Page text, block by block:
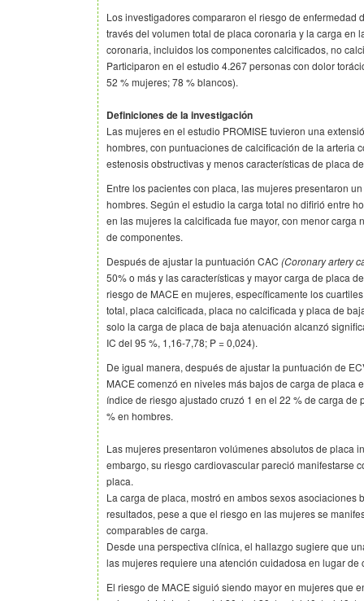
Los investigadores compararon el riesgo de enfermedad
través del volumen total de placa coronaria y la carga en
coronaria, incluidos los componentes calcificados, no
Participaron en el estudio 4.267 personas con dolor
52 % mujeres; 78 % blancos).
Definiciones de la investigación
Las mujeres en el estudio PROMISE tuvieron una
hombres, con puntuaciones de calcificación de la arteria
estenosis obstructivas y menos características de placa
Entre los pacientes con placa, las mujeres presentaron
hombres. Según el estudio la carga total no difirió entre
en las mujeres la calcificada fue mayor, con menor carga
de componentes.
Después de ajustar la puntuación CAC (Coronary artery
50% o más y las características y mayor carga de placa
riesgo de MACE en mujeres, específicamente los
total, placa calcificada, placa no calcificada y placa de
solo la carga de placa de baja atenuación alcanzó
IC del 95 %, 1,16-7,78; P = 0,024).
De igual manera, después de ajustar la puntuación de
MACE comenzó en niveles más bajos de carga de placa
índice de riesgo ajustado cruzó 1 en el 22 % de carga de
% en hombres.
Las mujeres presentaron volúmenes absolutos de placa
embargo, su riesgo cardiovascular pareció manifestarse
placa.
La carga de placa, mostró en ambos sexos asociaciones
resultados, pese a que el riesgo en las mujeres se
comparables de carga.
Desde una perspectiva clínica, el hallazgo sugiere que
las mujeres requiere una atención cuidadosa en lugar de
El riesgo de MACE siguió siendo mayor en mujeres que